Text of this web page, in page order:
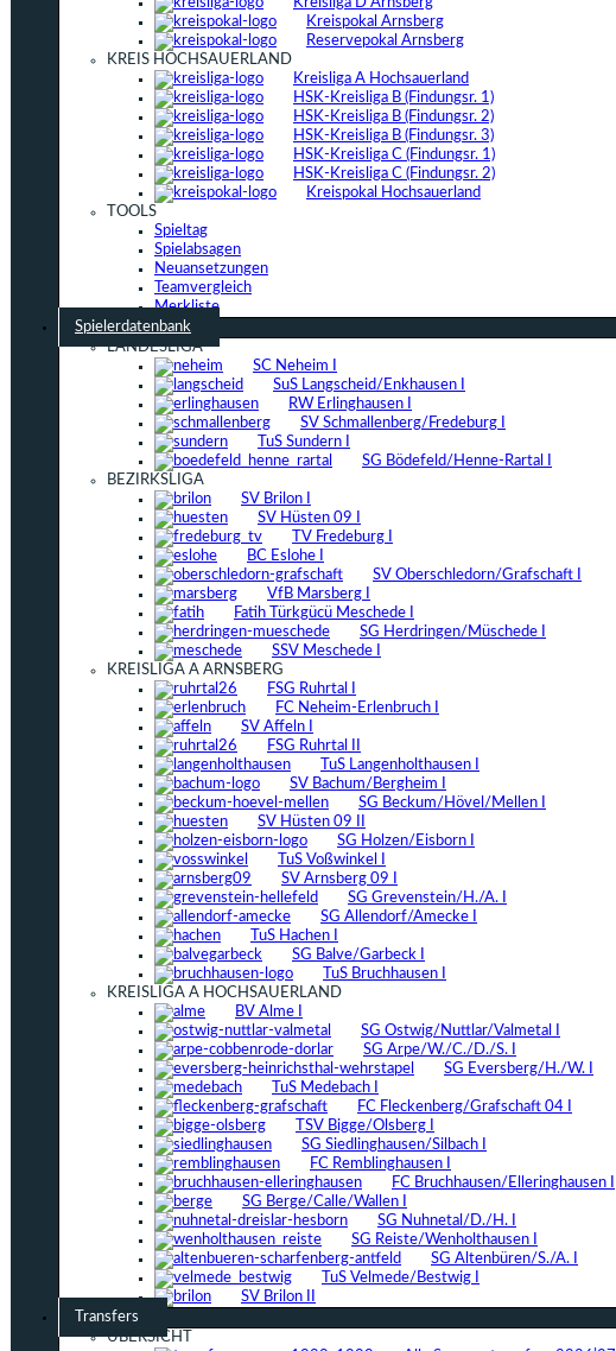
Kreispokal Arnsberg
Reservepokal Arnsberg
KREIS HOCHSAUERLAND
Kreisliga A Hochsauerland
HSK-Kreisliga B (Findungsr. 1)
HSK-Kreisliga B (Findungsr. 2)
HSK-Kreisliga B (Findungsr. 3)
HSK-Kreisliga C (Findungsr. 1)
HSK-Kreisliga C (Findungsr. 2)
Kreispokal Hochsauerland
TOOLS
Spieltag
Spielabsagen
Neuansetzungen
Teamvergleich
Merkliste
Spielerdatenbank
LANDESLIGA
SC Neheim I
SuS Langscheid/Enkhausen I
RW Erlinghausen I
SV Schmallenberg/Fredeburg I
TuS Sundern I
SG Bödefeld/Henne-Rartal I
BEZIRKSLIGA
SV Brilon I
SV Hüsten 09 I
TV Fredeburg I
BC Eslohe I
SV Oberschledorn/Grafschaft I
VfB Marsberg I
Fatih Türkgücü Meschede I
SG Herdringen/Müschede I
SSV Meschede I
KREISLIGA A ARNSBERG
FSG Ruhrtal I
FC Neheim-Erlenbruch I
SV Affeln I
FSG Ruhrtal II
TuS Langenholthausen I
SV Bachum/Bergheim I
SG Beckum/Hövel/Mellen I
SV Hüsten 09 II
SG Holzen/Eisborn I
TuS Voßwinkel I
SV Arnsberg 09 I
SG Grevenstein/H./A. I
SG Allendorf/Amecke I
TuS Hachen I
SG Balve/Garbeck I
TuS Bruchhausen I
KREISLIGA A HOCHSAUERLAND
BV Alme I
SG Ostwig/Nuttlar/Valmetal I
SG Arpe/W./C./D./S. I
SG Eversberg/H./W. I
TuS Medebach I
FC Fleckenberg/Grafschaft 04 I
TSV Bigge/Olsberg I
SG Siedlinghausen/Silbach I
FC Remblinghausen I
FC Bruchhausen/Elleringhausen I
SG Berge/Calle/Wallen I
SG Nuhnetal/D./H. I
SG Reiste/Wenholthausen I
SG Altenbüren/S./A. I
TuS Velmede/Bestwig I
SV Brilon II
Transfers
ÜBERSICHT